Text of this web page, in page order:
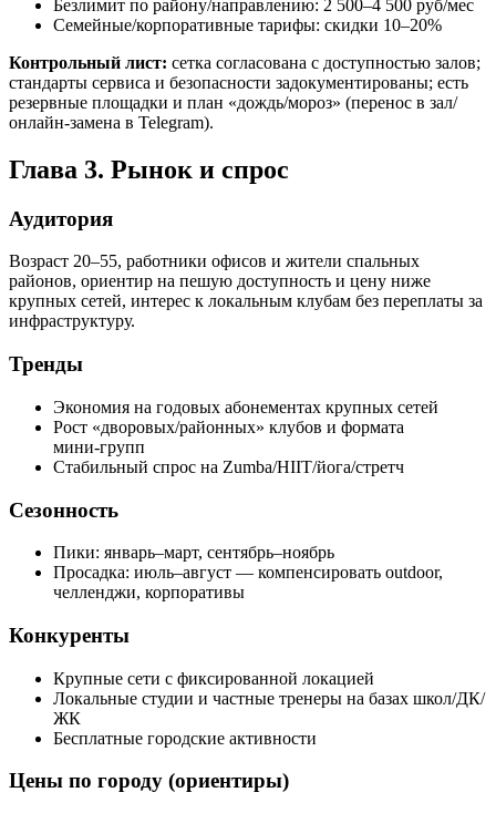
Безлимит по району/направлению: 2 500–4 500 руб/мес
Семейные/корпоративные тарифы: скидки 10–20%
Контрольный лист: сетка согласована с доступностью залов;
стандарты сервиса и безопасности задокументированы; есть
резервные площадки и план «дождь/мороз» (перенос в зал/
онлайн‑замена в Telegram).
Глава 3. Рынок и спрос
Аудитория
Возраст 20–55, работники офисов и жители спальных
районов, ориентир на пешую доступность и цену ниже
крупных сетей, интерес к локальным клубам без переплаты за
инфраструктуру.
Тренды
Экономия на годовых абонементах крупных сетей
Рост «дворовых/районных» клубов и формата
мини‑групп
Стабильный спрос на Zumba/HIIT/йога/стретч
Сезонность
Пики: январь–март, сентябрь–ноябрь
Просадка: июль–август — компенсировать outdoor,
челленджи, корпоративы
Конкуренты
Крупные сети с фиксированной локацией
Локальные студии и частные тренеры на базах школ/ДК/
ЖК
Бесплатные городские активности
Цены по городу (ориентиры)